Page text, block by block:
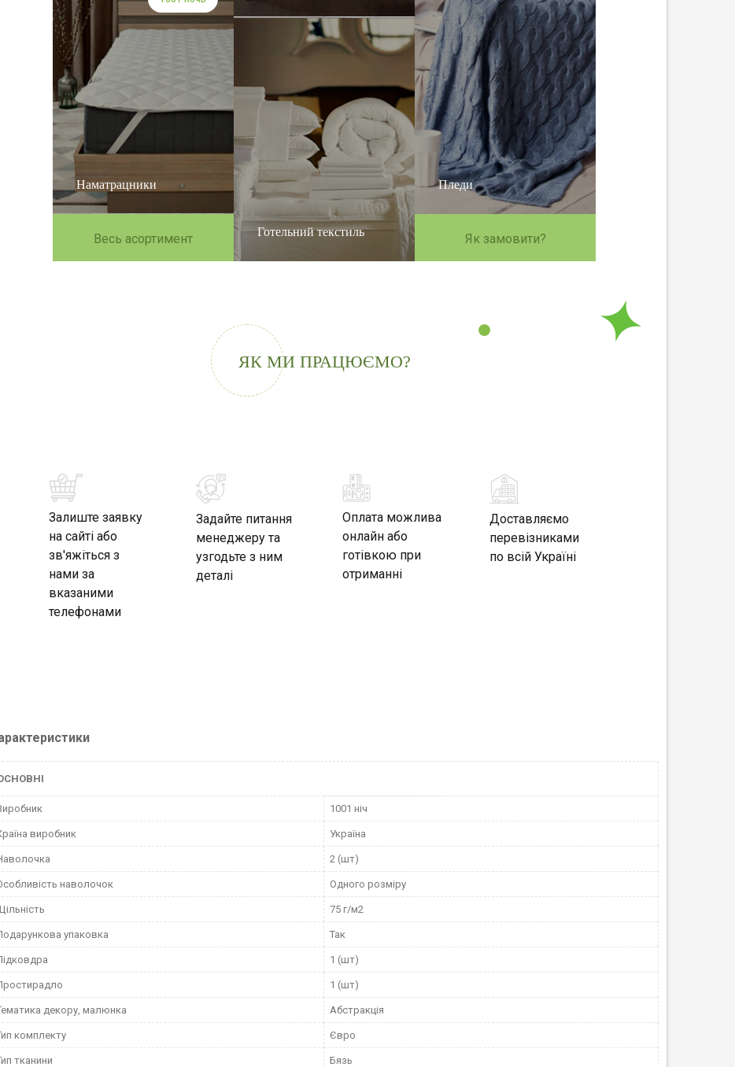
Наматрацники
Весь асортимент Готельний текстиль
Пледи
Як замовити?
ЯК МИ ПРАЦЮЄМО?
Залиште заявку
на сайті або
зв'яжіться з
нами за
вказаними
телефонами
Задайте питання
менеджеру та
узгодьте з ним
деталі
Оплата можлива
онлайн або
готівкою при
отриманні
Доставляємо
перевізниками
по всій Україні
1001 ніч
виробник Україна
2 (шт)
наволочок Одного розміру
75 г/м2
упаковка Так
1 (шт)
1 (шт)
декору, малюнка Абстракція
комплекту Євро
тканини Бязь